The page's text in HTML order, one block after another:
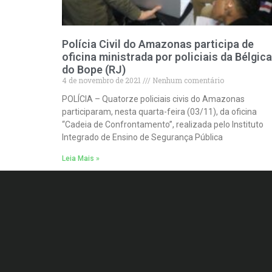
Polícia Civil do Amazonas participa de
oficina ministrada por policiais da
do Bope (RJ)
4 de novembro de 2021
Nenhum comentário
POLÍCIA – Quatorze policiais civis do Amazonas
participaram, nesta quarta-feira (03/11), da oficina
“Cadeia de Confrontamento”, realizada pelo Instituto
Integrado de Ensino de Segurança Pública
Leia Mais »